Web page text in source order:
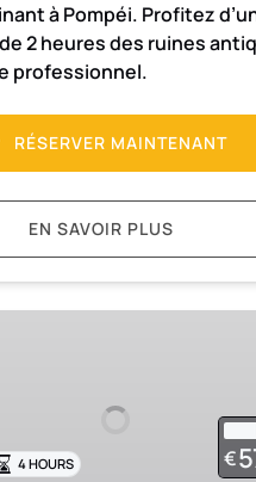
à Pompéi. Profitez
2 heures des ruines
professionnel.
RÉSERVER MAINTENANT
EN SAVOIR PLUS
€
4 HOURS